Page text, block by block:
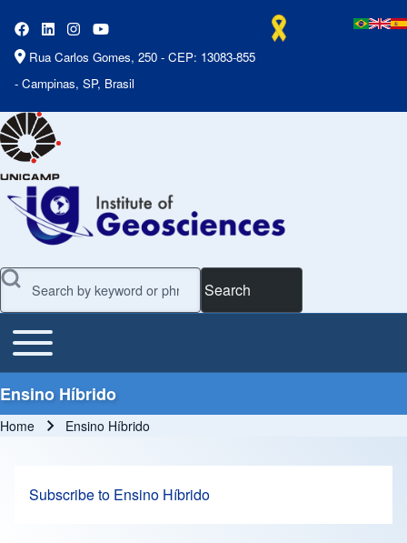
Rua Carlos Gomes, 250 - CEP: 13083-855
- Campinas, SP, Brasil
Search
Main Menu
Toggle main menu
Ensino Híbrido
Home Ensino Híbrido
Subscribe to Ensino Híbrido